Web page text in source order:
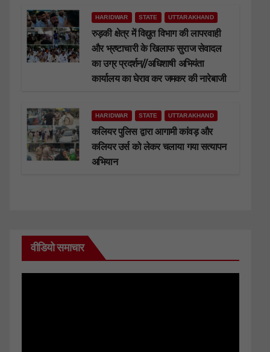
HARIDWAR STATE UTTARAKHAND
रुड़की क्षेत्र में विद्युत विभाग की लापरवाही
और भ्रष्टाचारी के खिलाफ सुराज सेवादल
का उग्र प्रदर्शन//अधिशाषी अभियंता
कार्यालय का घेराव कर जमकर की नारेबाजी
HARIDWAR STATE UTTARAKHAND
कलियर पुलिस द्वारा आगामी कांवड़ और
कलियर उर्स को लेकर चलाया गया सत्यापन
अभियान
वीडियो समाचार